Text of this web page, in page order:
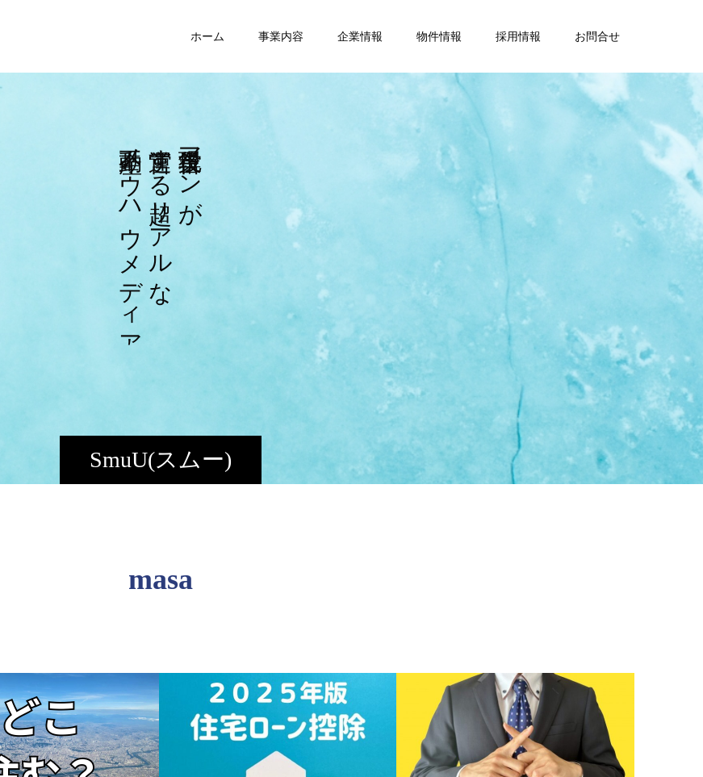
ホーム 事業内容 企業情報 物件情報 採用情報 お問合せ
SmuU(スムー)
マ
ン
が
す
る
リ
ア
ル
な
ノ
ウ
ハ
ウ
メ
デ
ィ
ア
masa